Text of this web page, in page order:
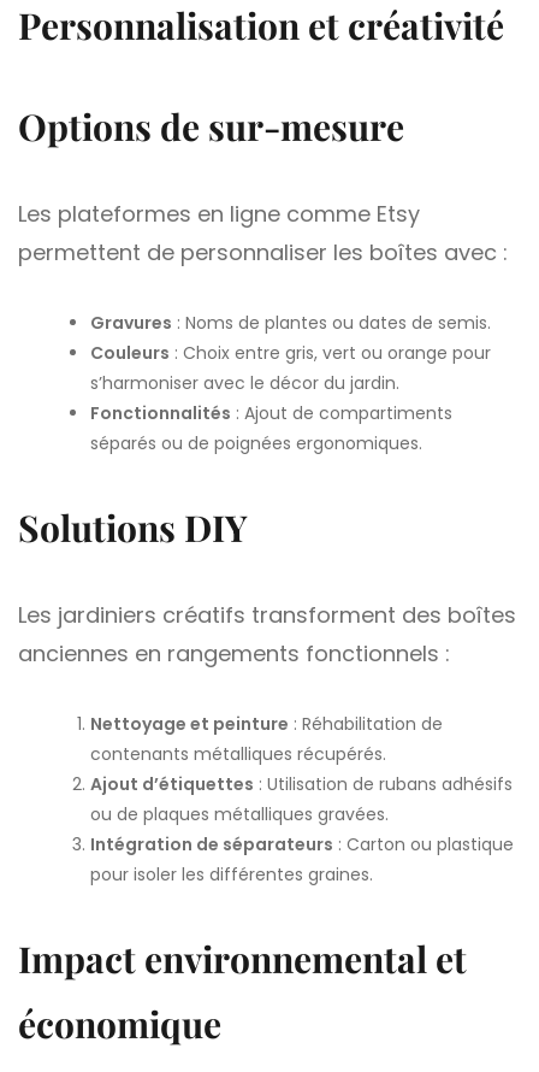
Personnalisation et créativité
Options de sur-mesure
Les plateformes en ligne comme Etsy
permettent de personnaliser les boîtes avec :
Gravures : Noms de plantes ou dates de semis.
Couleurs : Choix entre gris, vert ou orange pour
s’harmoniser avec le décor du jardin.
Fonctionnalités : Ajout de compartiments
séparés ou de poignées ergonomiques.
Solutions DIY
Les jardiniers créatifs transforment des boîtes
anciennes en rangements fonctionnels :
Nettoyage et peinture : Réhabilitation de
contenants métalliques récupérés.
Ajout d’étiquettes : Utilisation de rubans adhésifs
ou de plaques métalliques gravées.
Intégration de séparateurs : Carton ou plastique
pour isoler les différentes graines.
Impact environnemental et
économique